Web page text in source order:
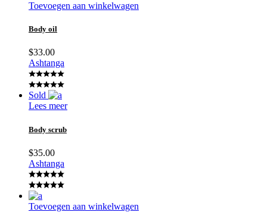
Toevoegen aan winkelwagen
Body oil
$33.00
Ashtanga
Sold
Lees meer
Body scrub
$35.00
Ashtanga
Toevoegen aan winkelwagen